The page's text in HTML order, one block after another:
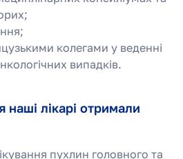
колегами у веденні
випадків.
наші лікарі отримали
пухлин головного та